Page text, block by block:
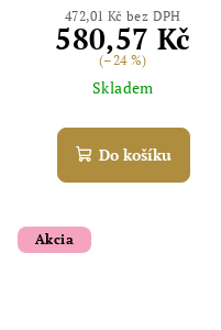
472,01 Kč bez DPH
580,57 Kč
(–24 %)
Skladem
Do košíku
Akcia